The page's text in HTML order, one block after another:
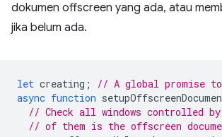
dokumen offscreen yang ada, atau
jika belum ada.
let creating ;
// A global promise
async function
// Check all windows controlled
// of them is the offscreen